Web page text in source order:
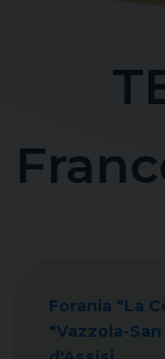
Forania "La
"Vazzola-